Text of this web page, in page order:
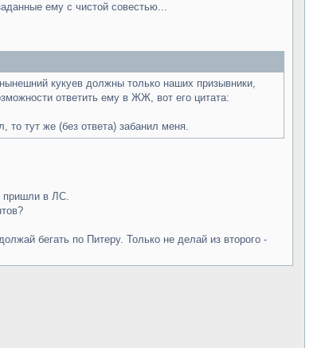
ему с чистой совестью...
кукуев должны только наших призывники,
ответить ему в ЖЖ, вот его цитата:
то тут же (без ответа) забанил меня.
пришли в ЛС.
бегать по Питеру. Только не делай из второго -